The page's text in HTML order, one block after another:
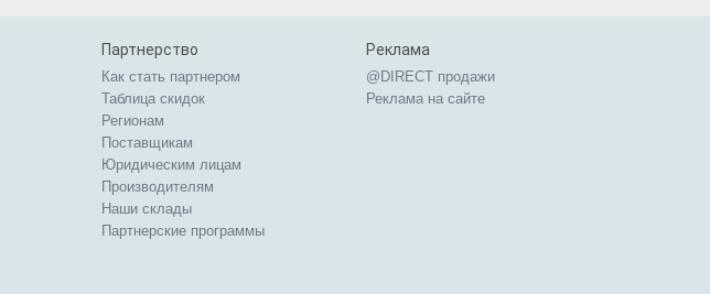
Партнерство
Как стать партнером
Таблица скидок
Регионам
Поставщикам
Юридическим лицам
Производителям
Наши склады
Партнерские программы
Реклама
@DIRECT продажи
Реклама на сайте